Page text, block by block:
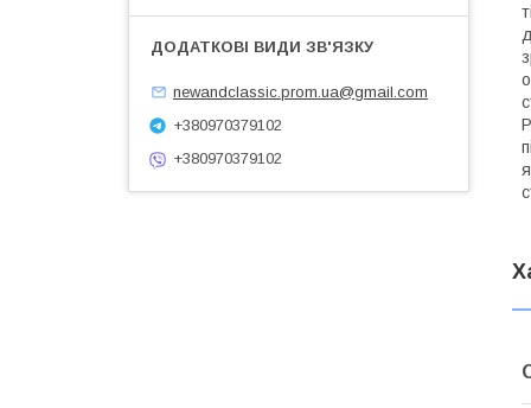
newandclassic.prom.ua@gmail.com
+380970379102
+380970379102